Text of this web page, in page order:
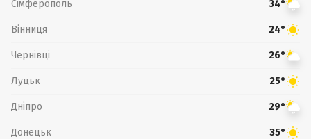
Сімферополь 34°
Вінниця 24°
Чернівці 26°
Луцьк 25°
Дніпро 29°
Донецьк 35°